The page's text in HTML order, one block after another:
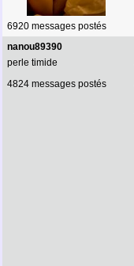
6920 messages postés
nanou89390
perle timide
4824 messages postés